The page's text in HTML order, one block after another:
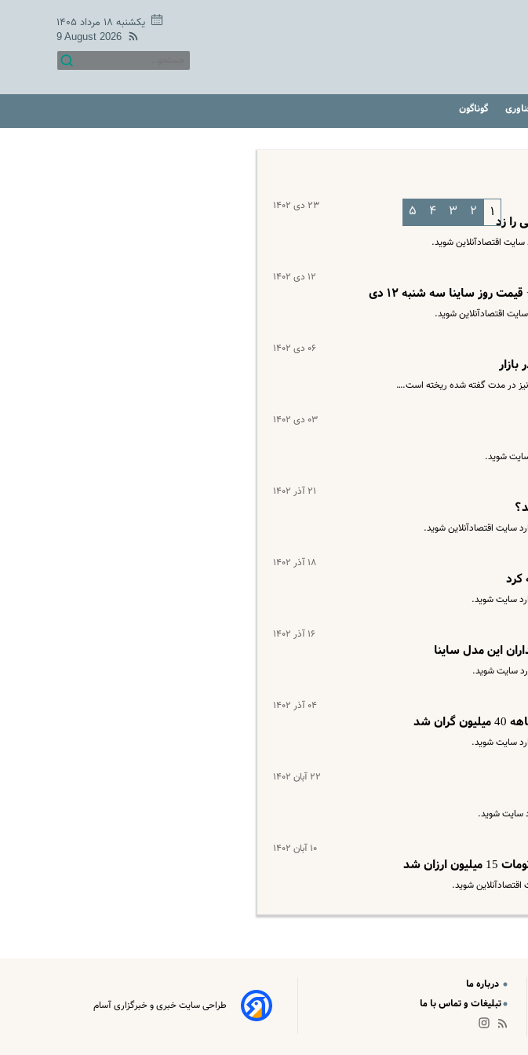
یکشنبه ۱۸ مرداد ۱۴۰۵
9 August 2026
گوناگون
۲۳ دی ۱۴۰۲
را زد
۱۲ دی ۱۴۰۲
۰۶ دی ۱۴۰۲
نیز در مدت گفته شده ریخته است.…
۰۳ دی ۱۴۰۲
۲۱ آذر ۱۴۰۲
۱۸ آذر ۱۴۰۲
کرد
۱۶ آذر ۱۴۰۲
۰۴ آذر ۱۴۰۲
شد
۲۲ آبان ۱۴۰۲
۱۰ آبان ۱۴۰۲
شد
۱ ۲ ۳ ۴ ۵
درباره ما
تبلیغات و تماس با ما
طراحی سایت خبری و خبرگزاری آسام